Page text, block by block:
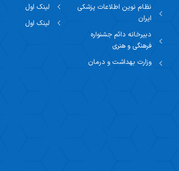
نظام نوین اطلاعات پزشکی
ایران
دبیرخانه دائم جشنواره
فرهنگی و هنری
وزارت بهداشت و درمان
لینک اول
لینک اول